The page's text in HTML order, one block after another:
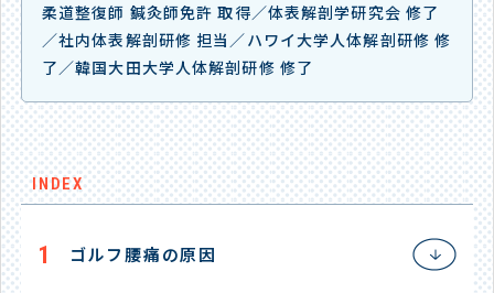
柔道整復師 鍼灸師免許 取得／体表解剖学研究会 修了
／社内体表解剖研修 担当／ハワイ大学人体解剖研修 修
了／韓国大田大学人体解剖研修 修了
INDEX
1 ゴルフ腰痛の原因